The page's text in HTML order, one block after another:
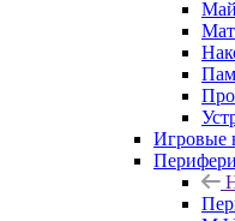
Игровые